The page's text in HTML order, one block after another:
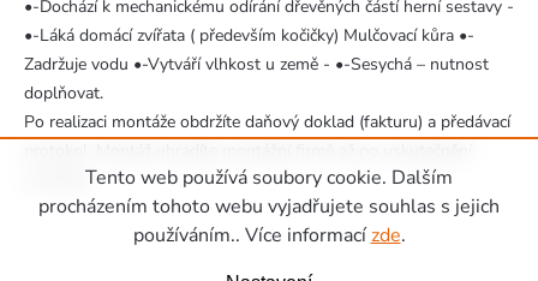
Tento web používá soubory cookie. Dalším
procházením tohoto webu vyjadřujete souhlas s jejich
používáním.. Více informacízde.
•-Dochází k mechanickému odírání dřevěných částí herní sestavy -
•-Láká domácí zvířata ( především kočičky) Mulčovací kůra •-
Zadržuje vodu •-Vytváří vlhkost u země - •-Sesychá – nutnost
doplňovat.
Po realizaci montáže obdržíte daňový doklad (fakturu) a předávací
montáže.
Zápatí